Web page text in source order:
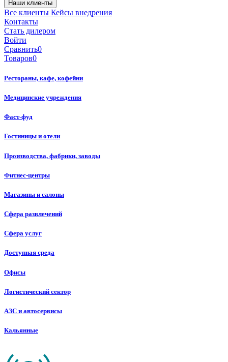
Наши клиенты
Все клиенты Кейсы внедрения
Контакты
Стать дилером
Войти
Сравнить0
Товаров0
Рестораны, кафе, кофейни
Медицинские учреждения
Фаст-фуд
Гостиницы и отели
Производства, фабрики, заводы
Фитнес-центры
Магазины и салоны
Сфера развлечений
Сфера услуг
Доступная среда
Офисы
Логистический сектор
АЗС и автосервисы
Кальянные